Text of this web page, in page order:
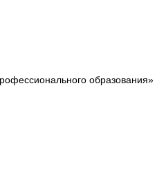
образования»